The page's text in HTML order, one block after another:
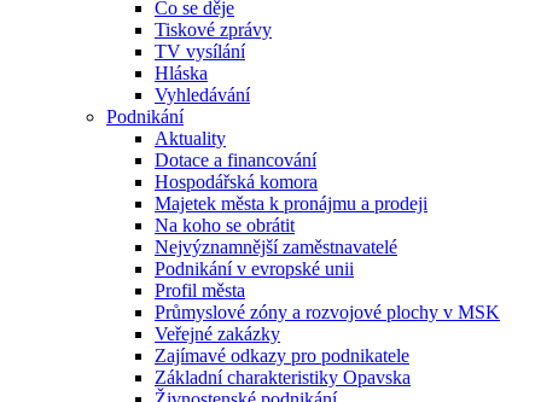
Co se děje
Tiskové zprávy
TV vysílání
Hláska
Vyhledávání
Podnikání
Aktuality
Dotace a financování
Hospodářská komora
Majetek města k pronájmu a prodeji
Na koho se obrátit
Nejvýznamnější zaměstnavatelé
Podnikání v evropské unii
Profil města
Průmyslové zóny a rozvojové plochy v MSK
Veřejné zakázky
Zajímavé odkazy pro podnikatele
Základní charakteristiky Opavska